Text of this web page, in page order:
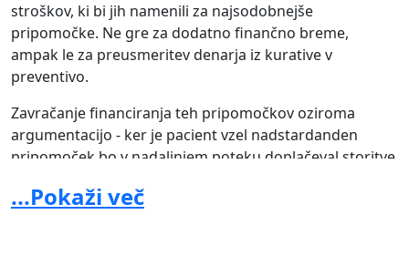
stroškov, ki bi jih namenili za najsodobnejše
pripomočke. Ne gre za dodatno finančno breme,
ampak le za preusmeritev denarja iz kurative v
preventivo.
Zavračanje financiranja teh pripomočkov oziroma
argumentacijo - ker je pacient vzel nadstardanden
pripomoček bo v nadaljnjem poteku doplačeval storitve
pripomočkom ni priznana enaka cena, ki jo dosegajo
...Pokaži več